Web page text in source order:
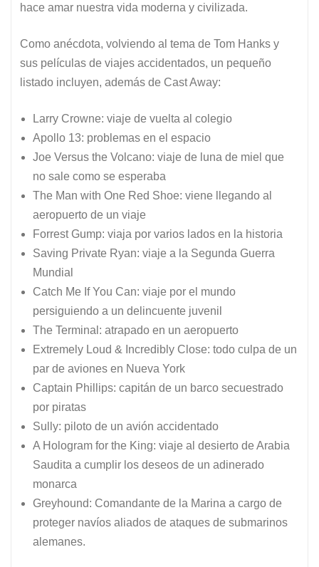
hace amar nuestra vida moderna y civilizada.
Como anécdota, volviendo al tema de Tom Hanks y
sus películas de viajes accidentados, un pequeño
listado incluyen, además de Cast Away:
Larry Crowne: viaje de vuelta al colegio
Apollo 13: problemas en el espacio
Joe Versus the Volcano: viaje de luna de miel que
no sale como se esperaba
The Man with One Red Shoe: viene llegando al
aeropuerto de un viaje
Forrest Gump: viaja por varios lados en la historia
Saving Private Ryan: viaje a la Segunda Guerra
Mundial
Catch Me If You Can: viaje por el mundo
persiguiendo a un delincuente juvenil
The Terminal: atrapado en un aeropuerto
Extremely Loud & Incredibly Close: todo culpa de un
par de aviones en Nueva York
Captain Phillips: capitán de un barco secuestrado
por piratas
Sully: piloto de un avión accidentado
A Hologram for the King: viaje al desierto de Arabia
Saudita a cumplir los deseos de un adinerado
monarca
Greyhound: Comandante de la Marina a cargo de
proteger navíos aliados de ataques de submarinos
alemanes.